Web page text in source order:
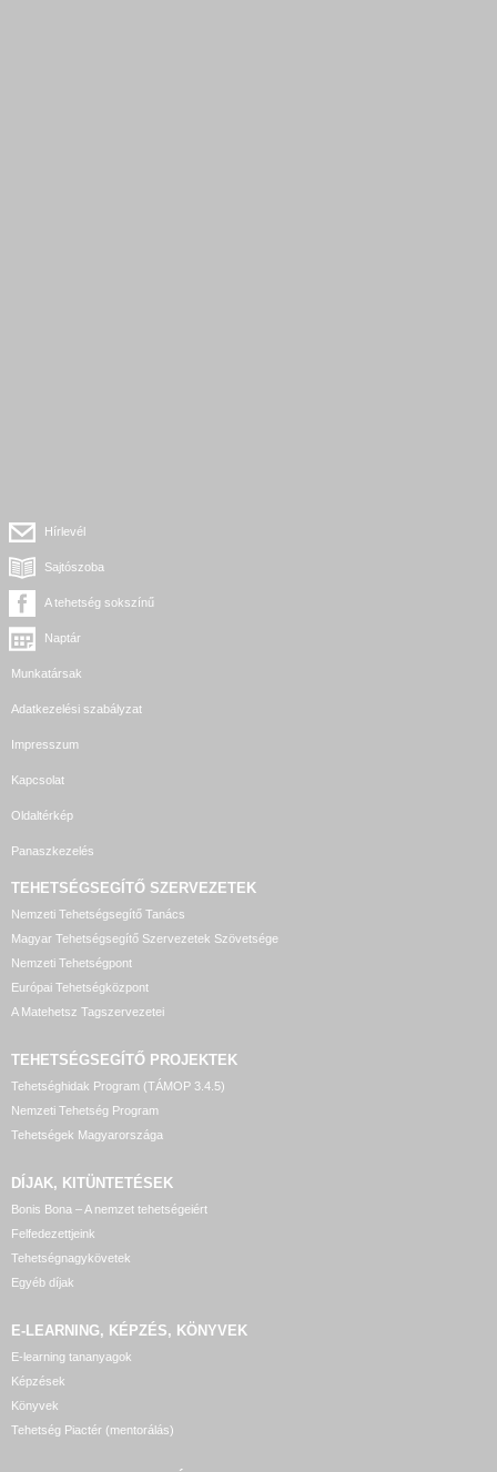
Hírlevél
Sajtószoba
A tehetség sokszínű
Naptár
Munkatársak
Adatkezelési szabályzat
Impresszum
Kapcsolat
Oldaltérkép
Panaszkezelés
TEHETSÉGSEGÍTŐ SZERVEZETEK
Nemzeti Tehetségsegítő Tanács
Magyar Tehetségsegítő Szervezetek Szövetsége
Nemzeti Tehetségpont
Európai Tehetségközpont
A Matehetsz Tagszervezetei
TEHETSÉGSEGÍTŐ PROJEKTEK
Tehetséghidak Program (TÁMOP 3.4.5)
Nemzeti Tehetség Program
Tehetségek Magyarországa
DÍJAK, KITÜNTETÉSEK
Bonis Bona – A nemzet tehetségeiért
Felfedezettjeink
Tehetségnagykövetek
Egyéb díjak
E-LEARNING, KÉPZÉS, KÖNYVEK
E-learning tananyagok
Képzések
Könyvek
Tehetség Piactér (mentorálás)